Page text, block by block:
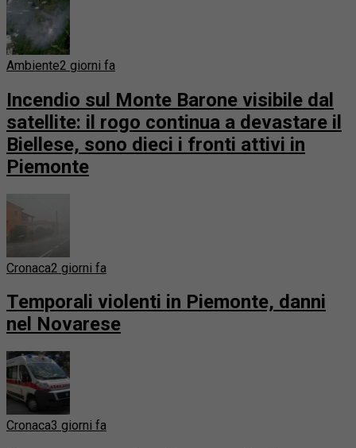
Ambiente2 giorni fa
Incendio sul Monte Barone visibile dal
satellite: il rogo continua a devastare il
Biellese, sono dieci i fronti attivi in
Piemonte
Cronaca2 giorni fa
Temporali violenti in Piemonte, danni
nel Novarese
Cronaca3 giorni fa